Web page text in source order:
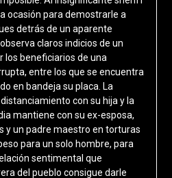
ocasión para demostrarle a
detrás de un aparente
claros indicios de un
los beneficiarios de una
entre los que se encuentra
en bandeja su placa. La
con su hija y la
mantiene con su ex-esposa,
y un padre maestro en torturas
para un solo hombre, para
sentimental que
del pueblo consigue darle